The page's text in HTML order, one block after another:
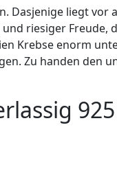
Dasjenige liegt vor
riesiger Freude,
Krebse enorm
Zu handen den